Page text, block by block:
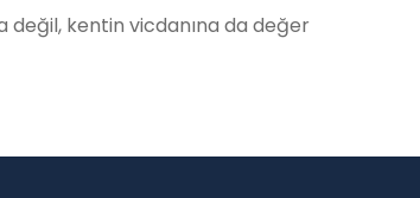
değil, kentin vicdanına da değer